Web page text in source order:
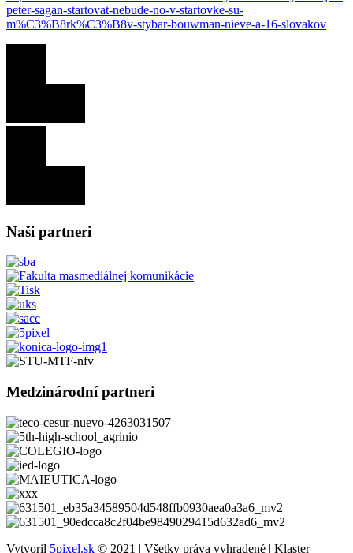
peter-sagan-startovat-nebude-no-v-startovke-su-
m%C3%B8rk%C3%B8v-stybar-bouwman-nieve-a-16-slovakov
Naši partneri
Medzinárodní partneri
Vytvoril 5pixel.sk © 2021 | Všetky práva vyhradené | Klaster